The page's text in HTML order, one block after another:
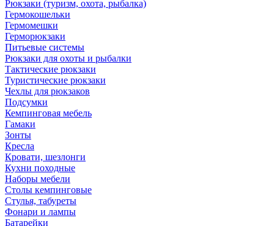
Рюкзаки (туризм, охота, рыбалка)
Гермокошельки
Гермомешки
Герморюкзаки
Питьевые системы
Рюкзаки для охоты и рыбалки
Тактические рюкзаки
Туристические рюкзаки
Чехлы для рюкзаков
Подсумки
Кемпинговая мебель
Гамаки
Зонты
Кресла
Кровати, шезлонги
Кухни походные
Наборы мебели
Столы кемпинговые
Стулья, табуреты
Фонари и лампы
Батарейки